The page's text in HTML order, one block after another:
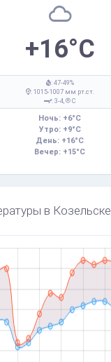
+16°C
: 47-49%
: 1015-1007 мм рт.ст.
: 3-4,
С
Ночь: +6°C
Утро: +9°C
День: +16°C
Вечер: +15°C
в Козельске